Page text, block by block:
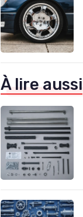
À lire aussi